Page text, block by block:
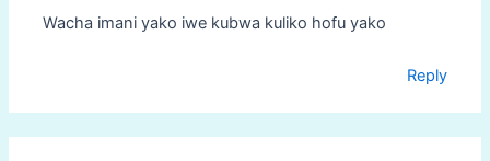
Wacha imani yako iwe kubwa kuliko hofu yako
Reply